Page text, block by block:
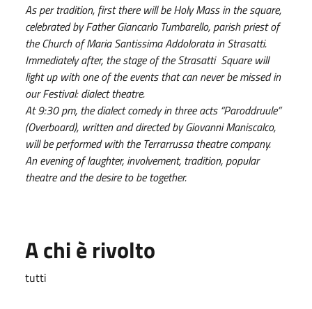
As per tradition, first there will be Holy Mass in the square,
celebrated by Father Giancarlo Tumbarello, parish priest of
the Church of Maria Santissima Addolorata in Strasatti.
Immediately after, the stage of the Strasatti Square will
light up with one of the events that can never be missed in
our Festival: dialect theatre.
At 9:30 pm, the dialect comedy in three acts “Paroddruule”
(Overboard), written and directed by Giovanni Maniscalco,
will be performed with the Terrarrussa theatre company.
An evening of laughter, involvement, tradition, popular
theatre and the desire to be together.
A chi è rivolto
tutti